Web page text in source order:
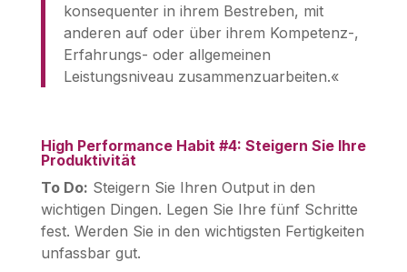
konsequenter in ihrem Bestreben, mit
anderen auf oder über ihrem Kompetenz-,
Erfahrungs- oder allgemeinen
Leistungsniveau zusammenzuarbeiten.«
High Performance Habit #4: Steigern Sie Ihre
Produktivität
To Do: Steigern Sie Ihren Output in den
wichtigen Dingen. Legen Sie Ihre fünf Schritte
fest. Werden Sie in den wichtigsten Fertigkeiten
unfassbar gut.